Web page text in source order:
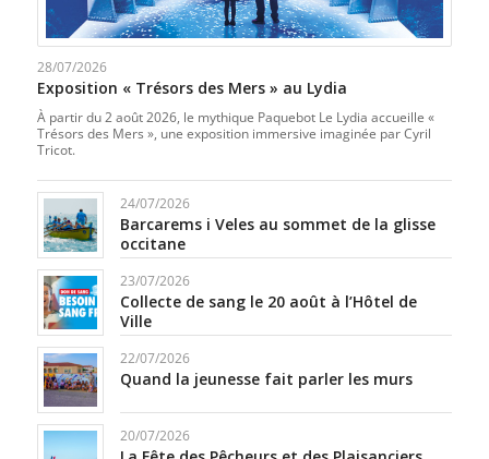
28/07/2026
Exposition « Trésors des Mers » au Lydia
À partir du 2 août 2026, le mythique Paquebot Le Lydia accueille «
Trésors des Mers », une exposition immersive imaginée par Cyril
Tricot.
24/07/2026
Barcarems i Veles au sommet de la glisse
occitane
23/07/2026
Collecte de sang le 20 août à l’Hôtel de
Ville
22/07/2026
Quand la jeunesse fait parler les murs
20/07/2026